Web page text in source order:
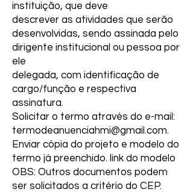
instituição, que deve
descrever as atividades que serão
desenvolvidas, sendo assinada pelo
dirigente institucional ou pessoa por
ele
delegada, com identificação de
cargo/função e respectiva
assinatura.
Solicitar o termo através do e-mail:
termodeanuenciahmi@gmail.com.
Enviar cópia do projeto e modelo do
termo já preenchido. link do modelo
OBS: Outros documentos podem
ser solicitados a critério do CEP.